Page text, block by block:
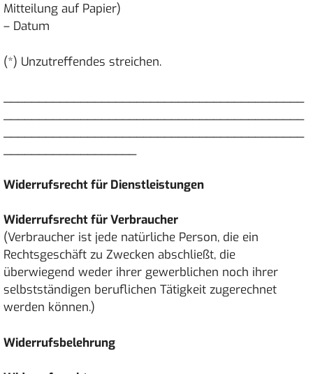
Mitteilung auf Papier)
– Datum
(*) Unzutreffendes streichen.
Widerrufsrecht für Dienstleistungen
Widerrufsrecht für Verbraucher
(Verbraucher ist jede natürliche Person, die ein
Rechtsgeschäft zu Zwecken abschließt, die
überwiegend weder ihrer gewerblichen noch ihrer
selbstständigen beruflichen Tätigkeit zugerechnet
werden können.)
Widerrufsbelehrung